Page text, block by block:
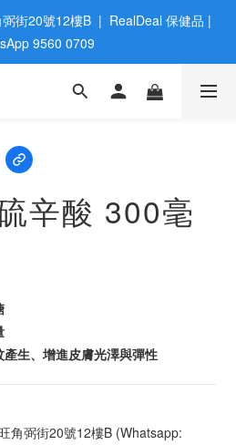
街20號12樓B  |  RealDeal 保健品 |
9560 0709
街20號12樓B  |  RealDeal 保健品 |
9560 0709
滿$2200，即成爲黃金會員 | 消費滿
| Free Delivery on HK $500 Online
Order
街20號12樓B  |  RealDeal 保健品 |
辛酸 300毫
生、增進皮膚光澤與彈性
角弼街20號12樓B (Whatsapp: